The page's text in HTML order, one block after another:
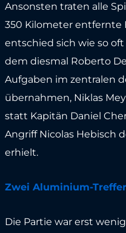
Ansonsten traten alle
350 Kilometer entfernte
entschied sich wie so oft
dem diesmal Roberto
Aufgaben im zentralen
übernahmen, Niklas
statt Kapitän Daniel
Angriff Nicolas Hebisch
erhielt.
Zwei Aluminium-
Die Partie war erst